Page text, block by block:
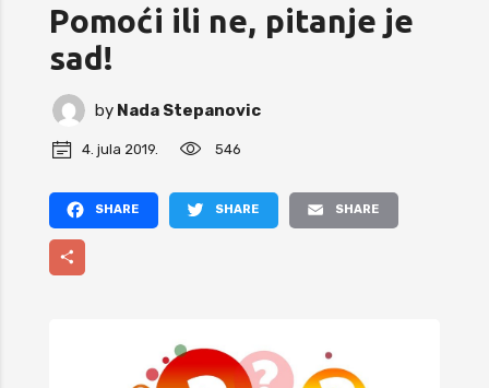
Pomoći ili ne, pitanje je
sad!
by Nada Stepanovic
4. jula 2019. 546
Facebook